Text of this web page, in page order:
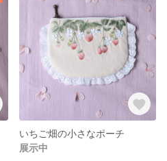
いちご畑の小さなポーチ
展示中